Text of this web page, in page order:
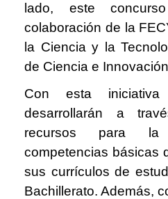
lado, este
colaboración de la
la Ciencia y la
de Ciencia e
Con esta iniciativa
desarrollarán a
recursos para la
competencias básicas
sus currículos de
Bachillerato. Además,